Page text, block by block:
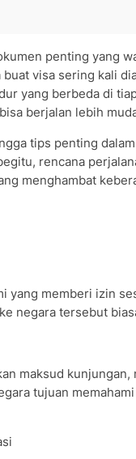
penting yang
visa sering kali
yang berbeda di
berjalan lebih
tips penting
rencana
menghambat
yang memberi izin
negara tersebut
maksud kunjungan,
tujuan